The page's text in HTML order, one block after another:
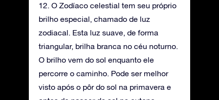
12. O Zodíaco celestial tem seu próprio
brilho especial, chamado de luz
zodiacal. Esta luz suave, de forma
triangular, brilha branca no céu noturno.
O brilho vem do sol enquanto ele
percorre o caminho. Pode ser melhor
visto após o pôr do sol na primavera e